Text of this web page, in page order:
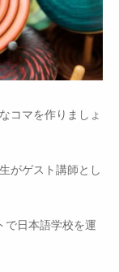
コマを作りましょ
がゲスト講師とし
で日本語学校を運